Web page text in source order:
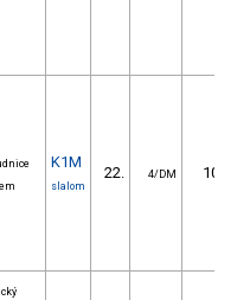
K1M
slalom
22. 4/DM 10.15